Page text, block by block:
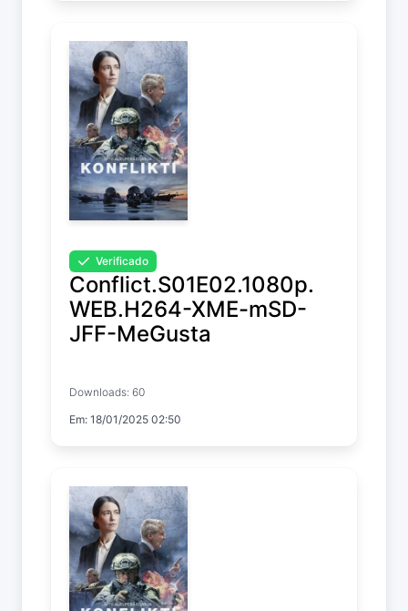
Verificado
Conflict.S01E02.1080p.
WEB.H264-XME-mSD-
JFF-MeGusta
Temp. 1 EP. 2
Downloads: 60
Em: 18/01/2025 02:50